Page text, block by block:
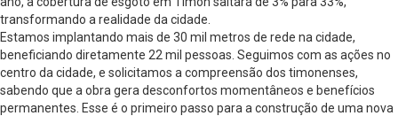
transformando a realidade da cidade.
Estamos implantando mais de 30 mil metros de rede na cidade,
beneficiando diretamente 22 mil pessoas. Seguimos com as ações no
centro da cidade, e solicitamos a compreensão dos timonenses,
sabendo que a obra gera desconfortos momentâneos e benefícios
permanentes. Esse é o primeiro passo para a construção de uma nova